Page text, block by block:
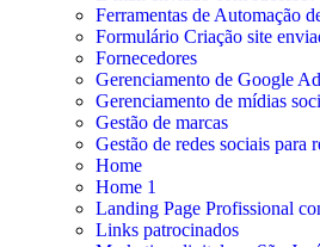
Ferramentas de Automação
Formulário Criação site
Fornecedores
Gerenciamento de Google
Gerenciamento de mídias
Gestão de marcas
Gestão de redes sociais para
Home
Home 1
Landing Page Profissional
Links patrocinados